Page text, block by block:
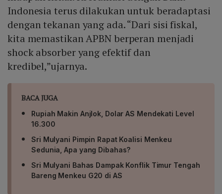
Indonesia terus dilakukan untuk beradaptasi
dengan tekanan yang ada. “Dari sisi fiskal,
kita memastikan APBN berperan menjadi
shock absorber yang efektif dan
kredibel,”ujarnya.
BACA JUGA
Rupiah Makin Anjlok, Dolar AS Mendekati Level
16.300
Sri Mulyani Pimpin Rapat Koalisi Menkeu
Sedunia, Apa yang Dibahas?
Sri Mulyani Bahas Dampak Konflik Timur Tengah
Bareng Menkeu G20 di AS